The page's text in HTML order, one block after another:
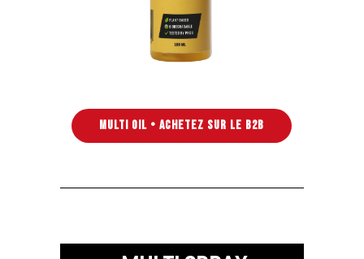
MULTI OIL • ACHETEZ SUR LE B2B